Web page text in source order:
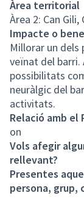
Àrea territorial
Àrea 2: Can
Impacte o
Millorar un
veïnat del barri.
possibilitats
neuràlgic del
activitats.
Relació amb el
on
Vols afegir
rellevant?
Presentes
persona, grup,